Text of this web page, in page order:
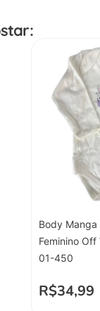
Body
Feminino
01-450
R$34,99